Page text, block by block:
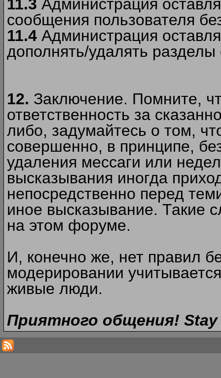
11.3 Администрация
сообщения пользователя
11.4 Администрация
дополнять/удалять
12. Заключение. Помните,
ответственность за
либо, задумайтесь о том,
совершенно, в принципе,
удаления мессаги или
высказывания иногда
непосредственно перед
иное высказывание. Такие
на этом форуме.
И, конечно же, нет правил
модерировании
живые люди.
Приятного общения! Stay